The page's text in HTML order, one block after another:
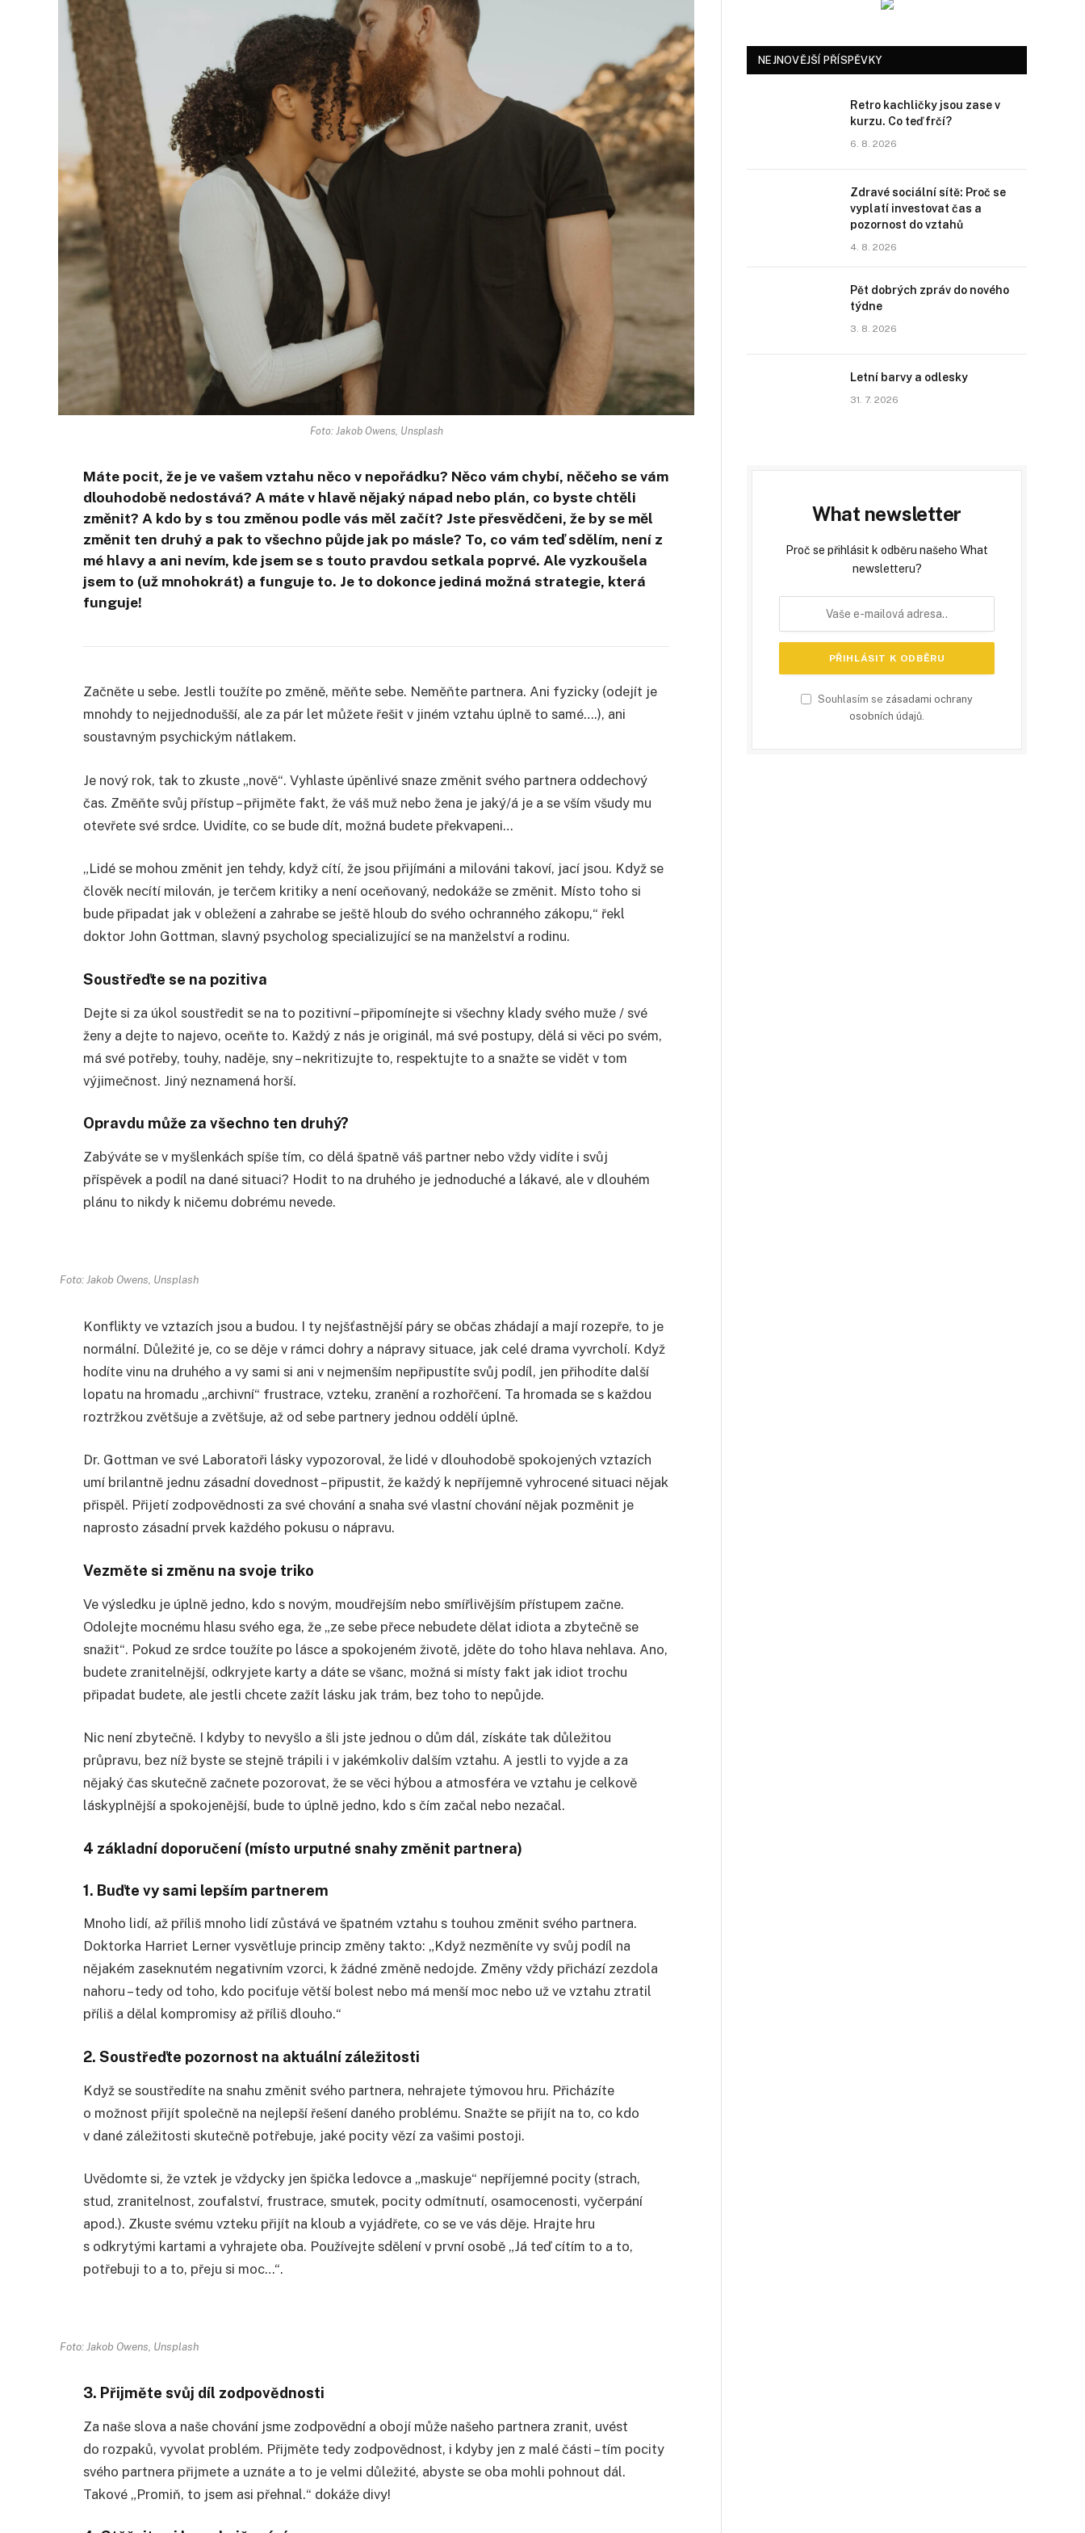
Foto: Jakob Owens, Unsplash
Máte pocit, že je ve vašem vztahu něco v nepořádku? Něco vám chybí, něčeho se vám
dlouhodobě nedostává? A máte v hlavě nějaký nápad nebo plán, co byste chtěli
změnit? A kdo by s tou změnou podle vás měl začít? Jste přesvědčeni, že by se měl
změnit ten druhý a pak to všechno půjde jak po másle? To, co vám teď sdělím, není z
mé hlavy a ani nevím, kde jsem se s touto pravdou setkala poprvé. Ale vyzkoušela
jsem to (už mnohokrát) a funguje to. Je to dokonce jediná možná strategie, která
funguje!
Začněte u sebe. Jestli toužíte po změně, měňte sebe. Neměňte partnera. Ani fyzicky (odejít je
mnohdy to nejjednodušší, ale za pár let můžete řešit v jiném vztahu úplně to samé….), ani
soustavným psychickým nátlakem.
Je nový rok, tak to zkuste „nově“. Vyhlaste úpěnlivé snaze změnit svého partnera oddechový
čas. Změňte svůj přístup – přijměte fakt, že váš muž nebo žena je jaký/á je a se vším všudy mu
otevřete své srdce. Uvidíte, co se bude dít, možná budete překvapeni…
„Lidé se mohou změnit jen tehdy, když cítí, že jsou přijímáni a milováni takoví, jací jsou. Když se
člověk necítí milován, je terčem kritiky a není oceňovaný, nedokáže se změnit. Místo toho si
bude připadat jak v obležení a zahrabe se ještě hloub do svého ochranného zákopu,“ řekl
doktor John Gottman, slavný psycholog specializující se na manželství a rodinu.
Soustřeďte se na pozitiva
Dejte si za úkol soustředit se na to pozitivní – připomínejte si všechny klady svého muže / své
ženy a dejte to najevo, oceňte to. Každý z nás je originál, má své postupy, dělá si věci po svém,
má své potřeby, touhy, naděje, sny – nekritizujte to, respektujte to a snažte se vidět v tom
výjimečnost. Jiný neznamená horší.
Opravdu může za všechno ten druhý?
Zabýváte se v myšlenkách spíše tím, co dělá špatně váš partner nebo vždy vidíte i svůj
příspěvek a podíl na dané situaci? Hodit to na druhého je jednoduché a lákavé, ale v dlouhém
plánu to nikdy k ničemu dobrému nevede.
Foto: Jakob Owens, Unsplash
Konflikty ve vztazích jsou a budou. I ty nejšťastnější páry se občas zhádají a mají rozepře, to je
normální. Důležité je, co se děje v rámci dohry a nápravy situace, jak celé drama vyvrcholí. Když
hodíte vinu na druhého a vy sami si ani v nejmenším nepřipustíte svůj podíl, jen přihodíte další
lopatu na hromadu „archivní“ frustrace, vzteku, zranění a rozhořčení. Ta hromada se s každou
roztržkou zvětšuje a zvětšuje, až od sebe partnery jednou oddělí úplně.
Dr. Gottman ve své Laboratoři lásky vypozoroval, že lidé v dlouhodobě spokojených vztazích
umí brilantně jednu zásadní dovednost – připustit, že každý k nepříjemně vyhrocené situaci nějak
přispěl. Přijetí zodpovědnosti za své chování a snaha své vlastní chování nějak pozměnit je
naprosto zásadní prvek každého pokusu o nápravu.
Vezměte si změnu na svoje triko
Ve výsledku je úplně jedno, kdo s novým, moudřejším nebo smířlivějším přístupem začne.
Odolejte mocnému hlasu svého ega, že „ze sebe přece nebudete dělat idiota a zbytečně se
snažit“. Pokud ze srdce toužíte po lásce a spokojeném životě, jděte do toho hlava nehlava. Ano,
budete zranitelnější, odkryjete karty a dáte se všanc, možná si místy fakt jak idiot trochu
připadat budete, ale jestli chcete zažít lásku jak trám, bez toho to nepůjde.
Nic není zbytečně. I kdyby to nevyšlo a šli jste jednou o dům dál, získáte tak důležitou
průpravu, bez níž byste se stejně trápili i v jakémkoliv dalším vztahu. A jestli to vyjde a za
nějaký čas skutečně začnete pozorovat, že se věci hýbou a atmosféra ve vztahu je celkově
láskyplnější a spokojenější, bude to úplně jedno, kdo s čím začal nebo nezačal.
4 základní doporučení (místo urputné snahy změnit partnera)
1. Buďte vy sami lepším partnerem
Mnoho lidí, až příliš mnoho lidí zůstává ve špatném vztahu s touhou změnit svého partnera.
Doktorka Harriet Lerner vysvětluje princip změny takto: „Když nezměníte vy svůj podíl na
nějakém zaseknutém negativním vzorci, k žádné změně nedojde. Změny vždy přichází zezdola
nahoru – tedy od toho, kdo pociťuje větší bolest nebo má menší moc nebo už ve vztahu ztratil
příliš a dělal kompromisy až příliš dlouho.“
2. Soustřeďte pozornost na aktuální záležitosti
Když se soustředíte na snahu změnit svého partnera, nehrajete týmovou hru. Přicházíte
o možnost přijít společně na nejlepší řešení daného problému. Snažte se přijít na to, co kdo
v dané záležitosti skutečně potřebuje, jaké pocity vězí za vašimi postoji.
Uvědomte si, že vztek je vždycky jen špička ledovce a „maskuje“ nepříjemné pocity (strach,
stud, zranitelnost, zoufalství, frustrace, smutek, pocity odmítnutí, osamocenosti, vyčerpání
apod.). Zkuste svému vzteku přijít na kloub a vyjádřete, co se ve vás děje. Hrajte hru
s odkrytými kartami a vyhrajete oba. Používejte sdělení v první osobě „Já teď cítím to a to,
potřebuji to a to, přeju si moc…“.
Foto: Jakob Owens, Unsplash
3. Přijměte svůj díl zodpovědnosti
Za naše slova a naše chování jsme zodpovědní a obojí může našeho partnera zranit, uvést
do rozpaků, vyvolat problém. Přijměte tedy zodpovědnost, i kdyby jen z malé části – tím pocity
svého partnera přijmete a uznáte a to je velmi důležité, abyste se oba mohli pohnout dál.
Takové „Promiň, to jsem asi přehnal.“ dokáže divy!
NEJNOVĚJŠÍ PŘÍSPĚVKY
Retro kachličky jsou zase v
kurzu. Co teď frčí?
6. 8. 2026
Zdravé sociální sítě: Proč se
vyplatí investovat čas a
pozornost do vztahů
4. 8. 2026
Pět dobrých zpráv do nového
týdne
3. 8. 2026
Letní barvy a odlesky
31. 7. 2026
What newsletter
Proč se přihlásit k odběru našeho What
newsletteru?
Souhlasím se zásadami ochrany
osobních údajů.